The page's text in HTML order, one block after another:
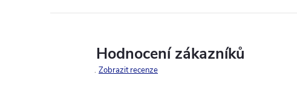
Hodnocení zákazníků
Zobrazit recenze